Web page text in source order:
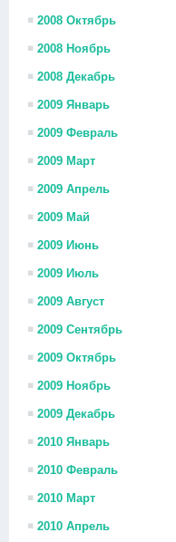
2008 Октябрь
2008 Ноябрь
2008 Декабрь
2009 Январь
2009 Февраль
2009 Март
2009 Апрель
2009 Май
2009 Июнь
2009 Июль
2009 Август
2009 Сентябрь
2009 Октябрь
2009 Ноябрь
2009 Декабрь
2010 Январь
2010 Февраль
2010 Март
2010 Апрель